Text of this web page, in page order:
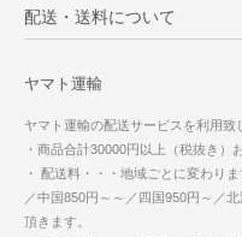
配送・送料について
ヤマト運輸
ヤマト運輸の配送サービスを利用致
・商品合計30000円以上（税抜き）
・ 配送料・・・地域ごとに変わり
／中国850円～～／四国950円～／
頂きます。